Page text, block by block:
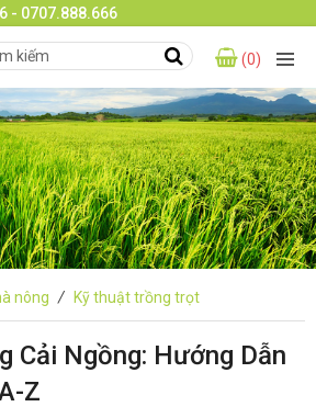
- 0707.888.666
(0)
nông / Kỹ thuật trồng trọt
Cải Ngồng: Hướng Dẫn
Z